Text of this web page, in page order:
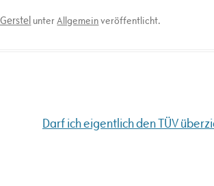
unterAllgemeinveröffentlicht.
Darf ich eigentlich den TÜV